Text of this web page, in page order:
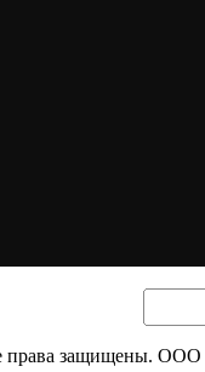
права защищены. ООО